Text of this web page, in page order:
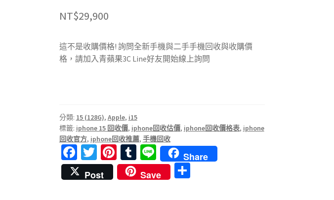
NT$29,900
這不是收購價格! 詢問全新手機與二手手機回收與收購價
格，請加入青蘋果3C Line好友開始線上詢問
分類: 15 (128G), Apple, i15
標籤: iphone 15 回收價, iphone回收估價, iphone回收價格表, iphone
回收官方, iphone回收推薦, 手機回收
Fa
ce
b
T
wi
tt
Pi
nt
er
T
u
m
Li
n
e
Share
Post
Save
分